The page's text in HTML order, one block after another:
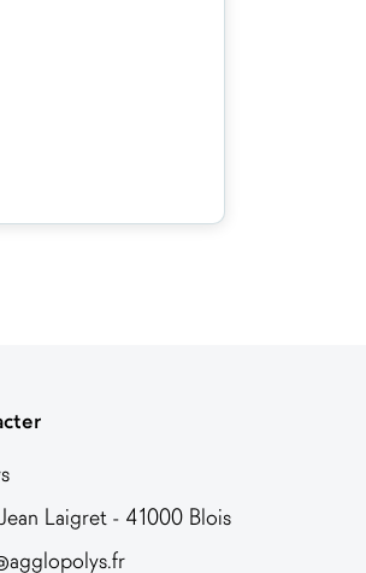
Laigret - 41000 Blois